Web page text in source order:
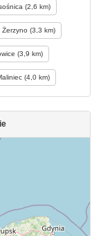
(2,6 km)
(3,3 km)
(3,9 km)
(4,0 km)